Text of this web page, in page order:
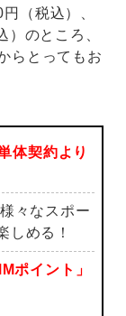
（税込）、
のところ、
らとってもお
体契約より
々なスポー
しめる！
ポイント」